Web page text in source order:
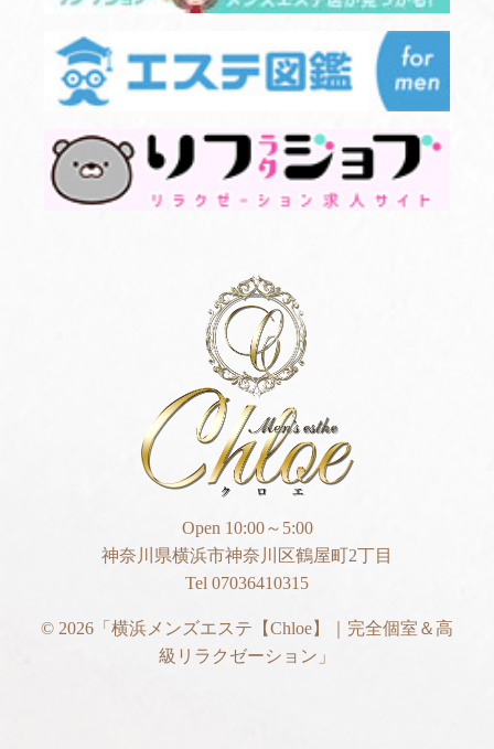
Open 10:00～5:00
神奈川県横浜市神奈川区鶴屋町2丁目
Tel 07036410315
© 2026 「横浜メンズエステ【Chloe】｜完全個室＆高
級リラクゼーション」